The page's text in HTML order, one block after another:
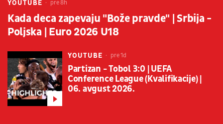
YOUTUBE pre 8h
Kada deca zapevaju "Bože pravde" | Srbija -
Poljska | Euro 2026 U18
YOUTUBE pre 1d
Partizan - Tobol 3:0 | UEFA
Conference League (Kvalifikacije) |
06. avgust 2026.